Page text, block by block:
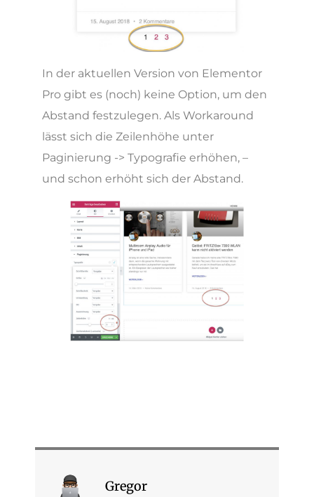
In der aktuellen Version von Elementor
Pro gibt es (noch) keine Option, um den
Abstand festzulegen. Als Workaround
lässt sich die Zeilenhöhe unter
Paginierung -> Typografie erhöhen, –
und schon erhöht sich der Abstand.
Gregor